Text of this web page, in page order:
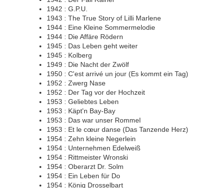
1942 : G.P.U.
1943 : The True Story of Lilli Marlene
1944 : Eine Kleine Sommermelodie
1944 : Die Affäre Rödern
1945 : Das Leben geht weiter
1945 : Kolberg
1949 : Die Nacht der Zwölf
1950 : C'est arrivé un jour (Es kommt ein Tag)
1952 : Zwerg Nase
1952 : Der Tag vor der Hochzeit
1953 : Geliebtes Leben
1953 : Käpt'n Bay-Bay
1953 : Das war unser Rommel
1953 : Et le cœur danse (Das Tanzende Herz)
1954 : Zehn kleine Negerlein
1954 : Unternehmen Edelweiß
1954 : Rittmeister Wronski
1954 : Oberarzt Dr. Solm
1954 : Ein Leben für Do
1954 : König Drosselbart